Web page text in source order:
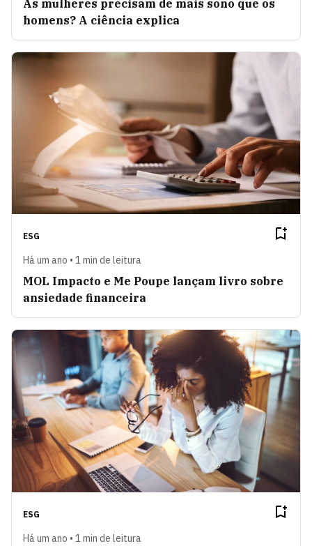
As mulheres precisam de mais sono que os
homens? A ciência explica
ESG
Há um ano • 1 min de leitura
MOL Impacto e Me Poupe lançam livro sobre
ansiedade financeira
ESG
Há um ano • 1 min de leitura